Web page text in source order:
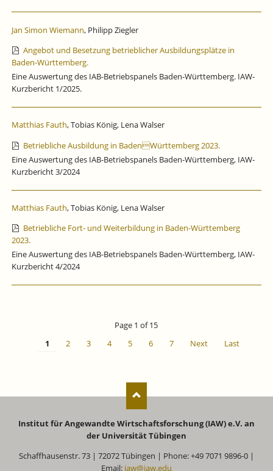
Jan Simon Wiemann, Philipp Ziegler
Angebot und Besetzung betrieblicher Ausbildungsplätze in
Baden-Württemberg.
Eine Auswertung des IAB-Betriebspanels Baden-Württemberg. IAW-
Kurzbericht 1/2025.
Matthias Fauth, Tobias König, Lena Walser
Betriebliche Ausbildung in BadenWürttemberg 2023.
Eine Auswertung des IAB-Betriebspanels Baden-Württemberg, IAW-
Kurzbericht 3/2024
Matthias Fauth, Tobias König, Lena Walser
Betriebliche Fort- und Weiterbildung in Baden-Württemberg
2023.
Eine Auswertung des IAB-Betriebspanels Baden-Württemberg, IAW-
Kurzbericht 4/2024
Page 1 of 15
1
2 3 4 5 6 7 Next Last
Institut für Angewandte Wirtschaftsforschung (IAW) e.V. an
der Universität Tübingen
Schaffhausenstr. 73 | 72072 Tübingen | Phone: +49 7071 9896-0 |
Email: iaw@iaw.edu